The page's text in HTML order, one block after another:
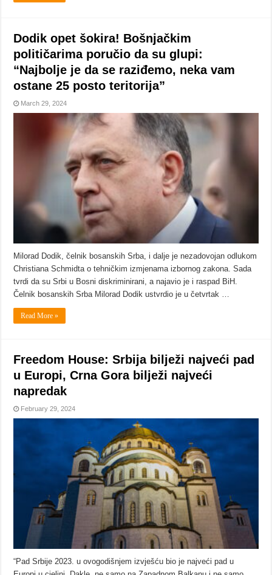
Dodik opet šokira! Bošnjačkim
političarima poručio da su glupi:
“Najbolje je da se raziđemo, neka vam
ostane 25 posto teritorija”
March 29, 2024
Milorad Dodik, čelnik bosanskih Srba, i dalje je nezadovojan odlukom
Christiana Schmidta o tehničkim izmjenama izbornog zakona. Sada
tvrdi da su Srbi u Bosni diskriminirani, a najavio je i raspad BiH.
Čelnik bosanskih Srba Milorad Dodik ustvrdio je u četvrtak …
Read More »
Freedom House: Srbija bilježi najveći pad
u Europi, Crna Gora bilježi najveći
napredak
February 29, 2024
“Pad Srbije 2023. u ovogodišnjem izvješću bio je najveći pad u